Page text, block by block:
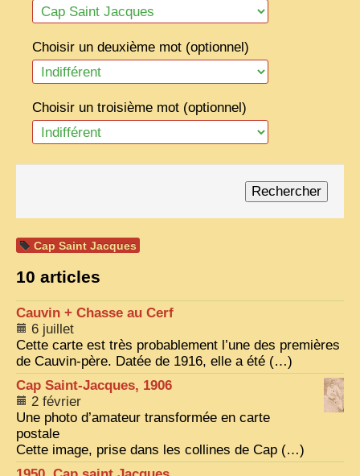
FRONTIÈRE
1908, RÉVOLTE
ANNAM CENTRE
COCHINCHINE
LES ETHNIES
LAOS
VIETNAM 1950
ALBUMS DE FAMILLE
INDOCHINE HISTORIQUE
ARMÉE, JUSTICE, EDUCATION, RELIGION...
MÉTIERS, FÊTES, TRANSPORTS
TRADITIONS ET MODERNITÉ
INSOLITES
EN DIRECT
Choisir un deuxième mot (optionnel)
Choisir un troisième mot (optionnel)
Cap Saint Jacques
10 articles
Cauvin + Chasse au Cerf
6 juillet
Cette carte est très probablement l’une des premières
de Cauvin-père. Datée de 1916, elle a été (…)
Cap Saint-Jacques, 1906
2 février
Une photo d’amateur transformée en carte
postale
Cette image, prise dans les collines de Cap (…)